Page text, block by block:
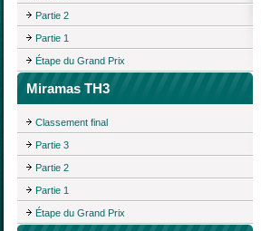
Partie 2
Partie 1
Étape du Grand Prix
Miramas TH3
Classement final
Partie 3
Partie 2
Partie 1
Étape du Grand Prix